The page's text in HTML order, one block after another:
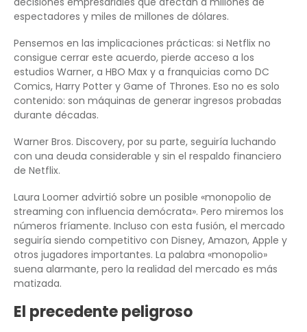
espectadores y miles de millones de dólares.
Pensemos en las implicaciones prácticas: si Netflix no
consigue cerrar este acuerdo, pierde acceso a los
estudios Warner, a HBO Max y a franquicias como DC
Comics, Harry Potter y Game of Thrones. Eso no es solo
contenido: son máquinas de generar ingresos probadas
durante décadas.
Warner Bros. Discovery, por su parte, seguiría luchando
con una deuda considerable y sin el respaldo financiero
de Netflix.
Laura Loomer advirtió sobre un posible «monopolio de
streaming con influencia demócrata». Pero miremos los
números fríamente. Incluso con esta fusión, el mercado
seguiría siendo competitivo con Disney, Amazon, Apple y
otros jugadores importantes. La palabra «monopolio»
suena alarmante, pero la realidad del mercado es más
matizada.
El precedente peligroso